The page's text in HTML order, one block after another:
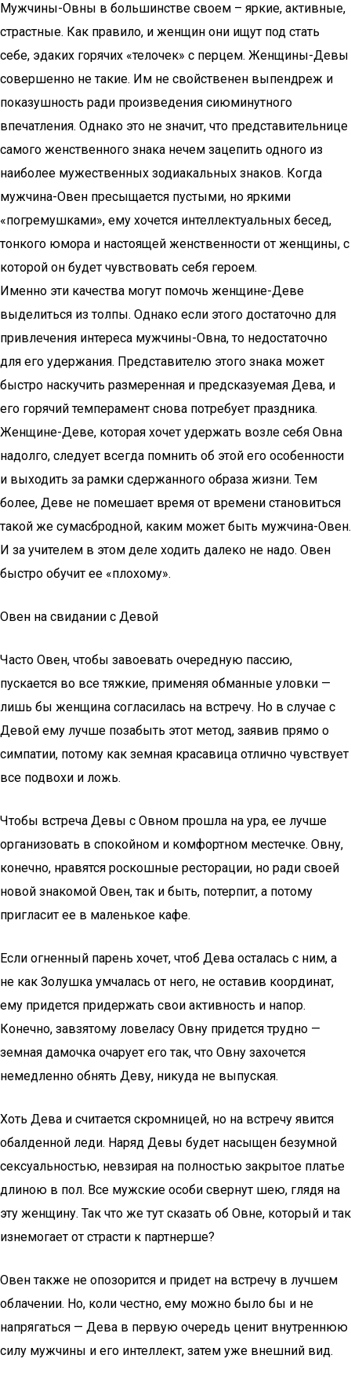
Мужчины-Овны в большинстве своем – яркие, активные,
страстные. Как правило, и женщин они ищут под стать
себе, эдаких горячих «телочек» с перцем. Женщины-Девы
совершенно не такие. Им не свойственен выпендреж и
показушность ради произведения сиюминутного
впечатления. Однако это не значит, что представительнице
самого женственного знака нечем зацепить одного из
наиболее мужественных зодиакальных знаков. Когда
мужчина-Овен пресыщается пустыми, но яркими
«погремушками», ему хочется интеллектуальных бесед,
тонкого юмора и настоящей женственности от женщины, с
которой он будет чувствовать себя героем.
Именно эти качества могут помочь женщине-Деве
выделиться из толпы. Однако если этого достаточно для
привлечения интереса мужчины-Овна, то недостаточно
для его удержания. Представителю этого знака может
быстро наскучить размеренная и предсказуемая Дева, и
его горячий темперамент снова потребует праздника.
Женщине-Деве, которая хочет удержать возле себя Овна
надолго, следует всегда помнить об этой его особенности
и выходить за рамки сдержанного образа жизни. Тем
более, Деве не помешает время от времени становиться
такой же сумасбродной, каким может быть мужчина-Овен.
И за учителем в этом деле ходить далеко не надо. Овен
быстро обучит ее «плохому».
Овен на свидании с Девой
Часто Овен, чтобы завоевать очередную пассию,
пускается во все тяжкие, применяя обманные уловки —
лишь бы женщина согласилась на встречу. Но в случае с
Девой ему лучше позабыть этот метод, заявив прямо о
симпатии, потому как земная красавица отлично чувствует
все подвохи и ложь.
Чтобы встреча Девы с Овном прошла на ура, ее лучше
организовать в спокойном и комфортном местечке. Овну,
конечно, нравятся роскошные ресторации, но ради своей
новой знакомой Овен, так и быть, потерпит, а потому
пригласит ее в маленькое кафе.
Если огненный парень хочет, чтоб Дева осталась с ним, а
не как Золушка умчалась от него, не оставив координат,
ему придется придержать свои активность и напор.
Конечно, завзятому ловеласу Овну придется трудно —
земная дамочка очарует его так, что Овну захочется
немедленно обнять Деву, никуда не выпуская.
Хоть Дева и считается скромницей, но на встречу явится
обалденной леди. Наряд Девы будет насыщен безумной
сексуальностью, невзирая на полностью закрытое платье
длиною в пол. Все мужские особи свернут шею, глядя на
эту женщину. Так что же тут сказать об Овне, который и так
изнемогает от страсти к партнерше?
Овен также не опозорится и придет на встречу в лучшем
облачении. Но, коли честно, ему можно было бы и не
напрягаться — Дева в первую очередь ценит внутреннюю
силу мужчины и его интеллект, затем уже внешний вид.